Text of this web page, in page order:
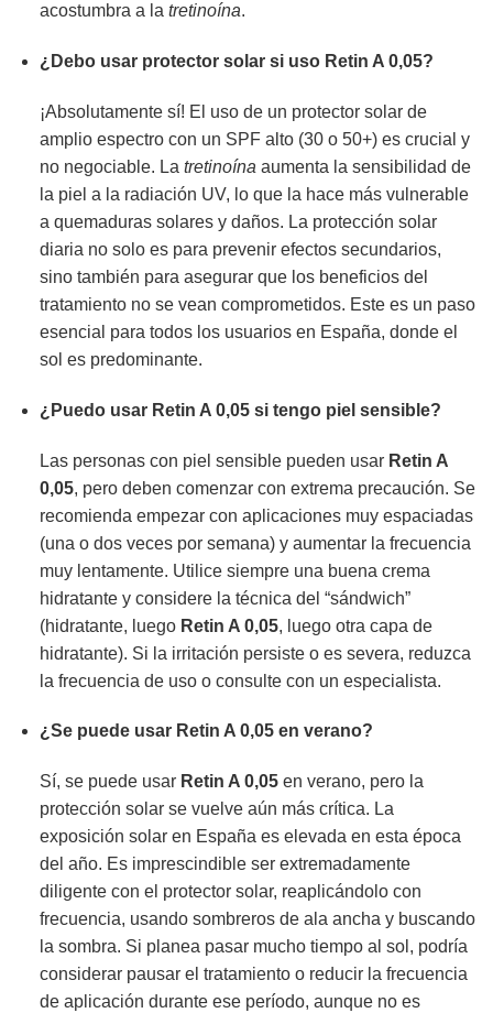
acostumbra a la tretinoína.
¿Debo usar protector solar si uso Retin A 0,05?
¡Absolutamente sí! El uso de un protector solar de
amplio espectro con un SPF alto (30 o 50+) es crucial y
no negociable. La tretinoína aumenta la sensibilidad de
la piel a la radiación UV, lo que la hace más vulnerable
a quemaduras solares y daños. La protección solar
diaria no solo es para prevenir efectos secundarios,
sino también para asegurar que los beneficios del
tratamiento no se vean comprometidos. Este es un paso
esencial para todos los usuarios en España, donde el
sol es predominante.
¿Puedo usar Retin A 0,05si tengo piel sensible?
Las personas con piel sensible pueden usar Retin A
0,05, pero deben comenzar con extrema precaución. Se
recomienda empezar con aplicaciones muy espaciadas
(una o dos veces por semana) y aumentar la frecuencia
muy lentamente. Utilice siempre una buena crema
hidratante y considere la técnica del “sándwich”
(hidratante, luego Retin A 0,05, luego otra capa de
hidratante). Si la irritación persiste o es severa, reduzca
la frecuencia de uso o consulte con un especialista.
¿Se puede usar Retin A 0,05en verano?
Sí, se puede usar Retin A 0,05en verano, pero la
protección solar se vuelve aún más crítica. La
exposición solar en España es elevada en esta época
del año. Es imprescindible ser extremadamente
diligente con el protector solar, reaplicándolo con
frecuencia, usando sombreros de ala ancha y buscando
la sombra. Si planea pasar mucho tiempo al sol, podría
considerar pausar el tratamiento o reducir la frecuencia
de aplicación durante ese período, aunque no es